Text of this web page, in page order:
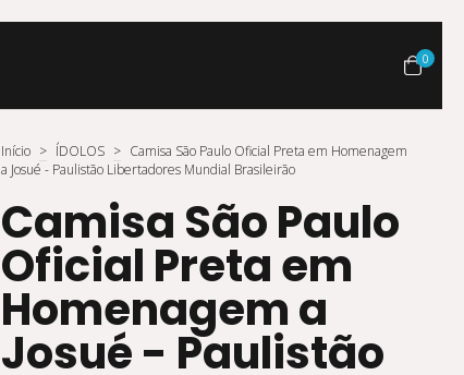
0
Início > ÍDOLOS > Camisa São Paulo Oficial Preta em Homenagem
a Josué - Paulistão Libertadores Mundial Brasileirão
Camisa São Paulo
Oficial Preta em
Homenagem a
Josué - Paulistão